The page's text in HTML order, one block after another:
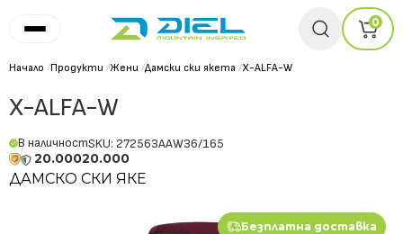
0
Начало /Продукти /Жени /Дамски ски якета /X-ALFA-W
X-ALFA-W
В наличностSKU: 272563AAW36/165
20.00020.000
ДАМСКО СКИ ЯКЕ
Безплатна доставка